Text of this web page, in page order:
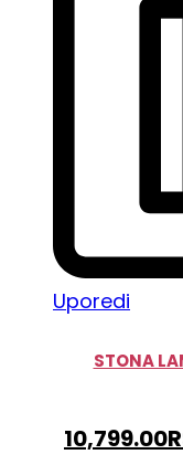
Uporedi
STONA
10,799.00